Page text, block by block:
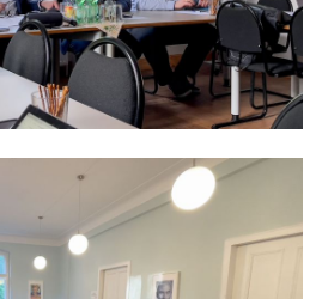
Redebeiträge
Anträge CDU
Anfragen
Deutschland
im Brandenburger Landtag
Brandenburg
CDU Potsdam